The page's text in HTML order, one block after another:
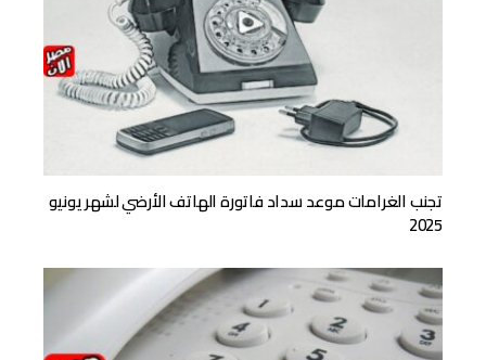
تجنب الغرامات موعد سداد فاتورة الهاتف الأرضي لشهر يونيو
2025